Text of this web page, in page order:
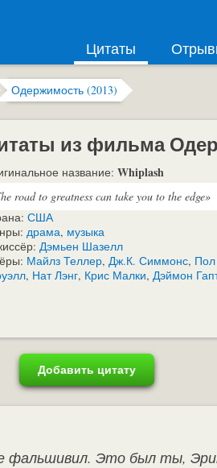
Цитаты
Одержимость (2013)
из фильма
название: Whiplash
road to greatness can take you to the edge»
США
драма, музыка
Дэмьен Шазелл
Майлз Теллер, Дж.К. Симмонс,
, Нат Лэнг, Крис Малки, Дэймон
Добавить цитату
Это был ты,